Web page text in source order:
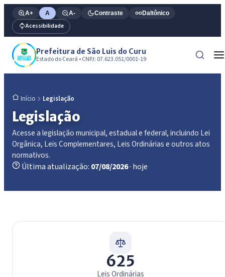
A+ A A- Contraste Daltônico
Acessibilidade
Prefeitura de São Luis do Curu
Estado do Ceará • CNPJ: 07.623.051/0001-19
Início Legislação
Legislação
Acesse a legislação municipal, estadual e federal, incluindo Lei
Orgânica, Leis Complementares, Leis Ordinárias e outros atos
normativos.
Última atualização: 07/08/2026· hoje
Leis e Decretos
625
Leis Ordinárias